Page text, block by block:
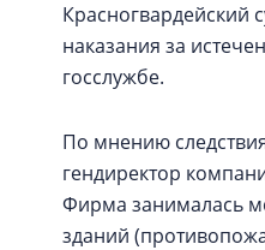
Красногвардейский
наказания за
госслужбе.
По мнению
гендиректор
Фирма занималась
зданий